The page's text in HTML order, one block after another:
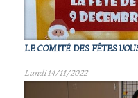
LE COMITÉ DES FÊTES
Lundi 14/11/2022